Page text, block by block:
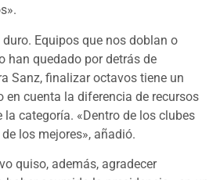
Equipos que nos doblan o
han quedado por detrás de
Sanz, finalizar octavos tiene un
en cuenta la diferencia de recursos
categoría. «Dentro de los clubes
los mejores», añadió.
quiso, además, agradecer